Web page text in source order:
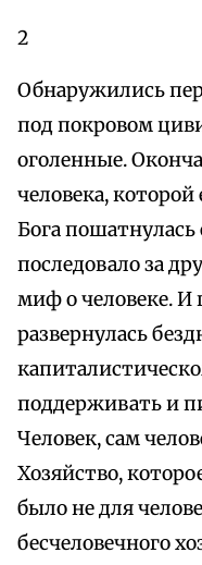
2
Обнаружились
под покровом
оголенные.
человека,
Бога
последовало за
миф о человеке. И
развернулась
поддерживать и
Человек, сам
Хозяйство,
было не для
бесчеловечного